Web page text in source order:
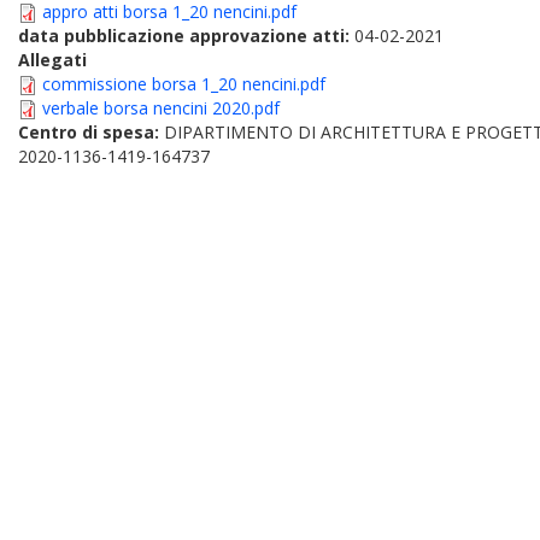
appro atti borsa 1_20 nencini.pdf
data pubblicazione approvazione atti: 04-02-2021
Allegati
commissione borsa 1_20 nencini.pdf
verbale borsa nencini 2020.pdf
Centro di spesa: DIPARTIMENTO DI ARCHITETTURA E
2020-1136-1419-164737